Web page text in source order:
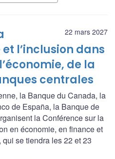
22 mars 2027
l’inclusion dans
de la
centrales
la Banque du Canada, la
de España, la Banque de
la Conférence sur la
en économie, en finance et
se tiendra les 22 et 23